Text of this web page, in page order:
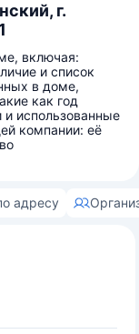
г.
включая:
и список
в доме,
как год
и использованные
компании: её
адресу